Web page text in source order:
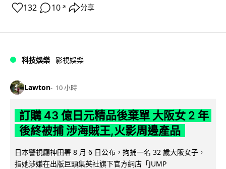
132 10 ↗ 分享
科技娛樂 影視娛樂
Lawton 10 小時
訂購 43 億日元精品後棄單 大阪女 2 年
後終被捕 涉海賊王,火影周邊產品
日本警視廳神田署 8 月 6 日公布，拘捕一名 32 歲大阪女子，
指她涉嫌在出版巨頭集英社旗下官方網店「JUMP